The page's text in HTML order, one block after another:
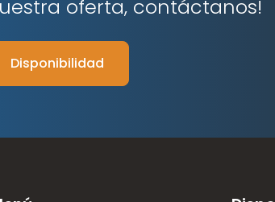
oferta, contáctanos!
Disponibilidad